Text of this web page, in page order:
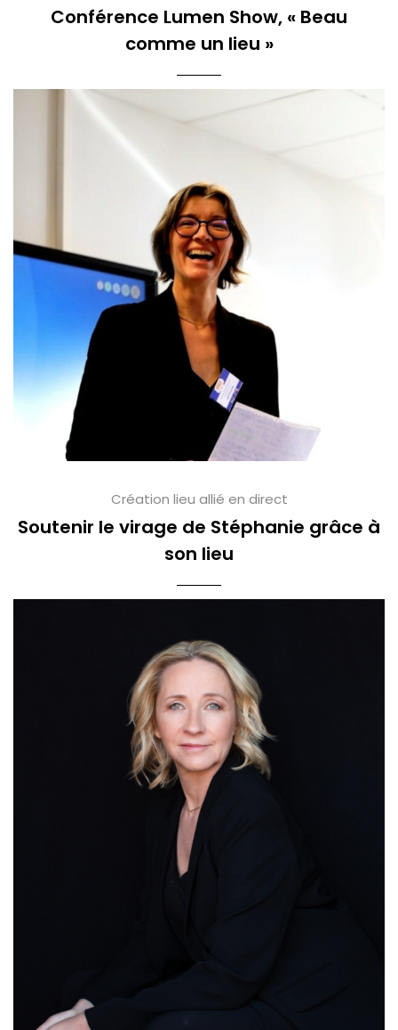
Conférence Lumen Show, « Beau
comme un lieu »
Création lieu allié en direct
Soutenir le virage de Stéphanie grâce à
son lieu